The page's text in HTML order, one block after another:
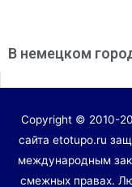
В немецком
Copyright © 2010-
сайта etotupo.ru
международным
смежных правах.